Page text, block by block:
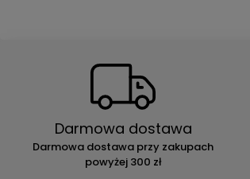
Darmowa dostawa
Darmowa dostawa przy zakupach
powyżej 300 zł